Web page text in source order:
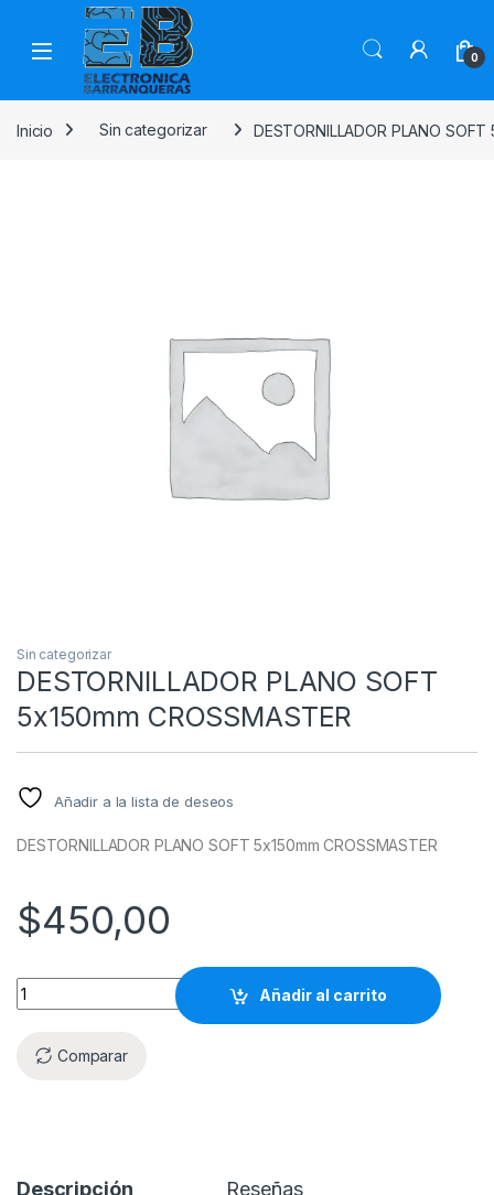
0
Inicio Sin categorizar DESTORNILLADOR PLANO
Sin categorizar
DESTORNILLADOR PLANO SOFT
5x150mm CROSSMASTER
Añadir a la lista de deseos
DESTORNILLADOR PLANO SOFT 5x150mm CROSSMASTER
$450,00
Añadir al carrito
Comparar
Descripción Reseñas